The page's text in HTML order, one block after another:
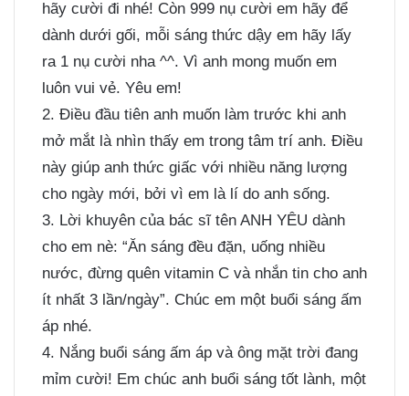
hãy cười đi nhé! Còn 999 nụ cười em hãy để
dành dưới gối, mỗi sáng thức dậy em hãy lấy
ra 1 nụ cười nha ^^. Vì anh mong muốn em
luôn vui vẻ. Yêu em!
2. Điều đầu tiên anh muốn làm trước khi anh
mở mắt là nhìn thấy em trong tâm trí anh. Điều
này giúp anh thức giấc với nhiều năng lượng
cho ngày mới, bởi vì em là lí do anh sống.
3. Lời khuyên của bác sĩ tên ANH YÊU dành
cho em nè: “Ăn sáng đều đặn, uống nhiều
nước, đừng quên vitamin C và nhắn tin cho anh
ít nhất 3 lần/ngày”. Chúc em một buổi sáng ấm
áp nhé.
4. Nắng buổi sáng ấm áp và ông mặt trời đang
mỉm cười! Em chúc anh buổi sáng tốt lành, một